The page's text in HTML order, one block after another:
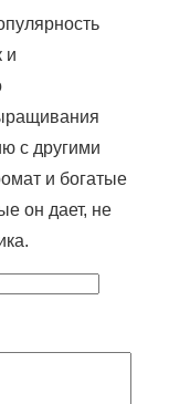
и
с другими
и богатые
он дает, не